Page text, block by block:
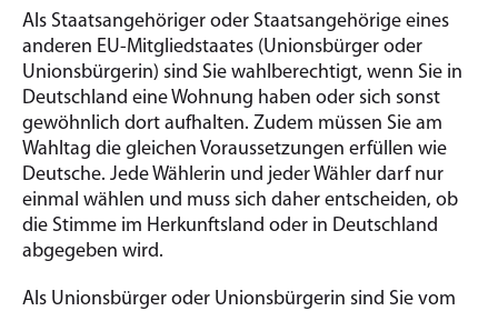
Als Staatsangehöriger oder Staatsangehörige eines
anderen EU-Mitgliedstaates (Unionsbürger oder
Unionsbürgerin) sind Sie wahlberechtigt, wenn Sie in
Deutschland eine Wohnung haben oder sich sonst
gewöhnlich dort aufhalten. Zudem müssen Sie am
Wahltag die gleichen Voraussetzungen erfüllen wie
Deutsche. Jede Wählerin und jeder Wähler darf nur
einmal wählen und muss sich daher entscheiden, ob
die Stimme im Herkunftsland oder in Deutschland
abgegeben wird.
Als Unionsbürger oder Unionsbürgerin sind Sie vom